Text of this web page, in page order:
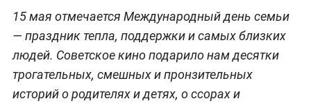
15 мая отмечается Международный день семьи
— праздник тепла, поддержки и самых близких
людей. Советское кино подарило нам десятки
трогательных, смешных и пронзительных
историй о родителях и детях, о ссорах и